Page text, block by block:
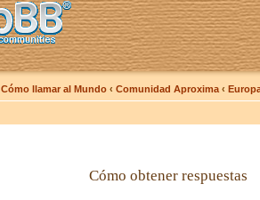
Cómo llamar al Mundo ‹ Comunidad Aproxima ‹
Cómo obtener respuestas